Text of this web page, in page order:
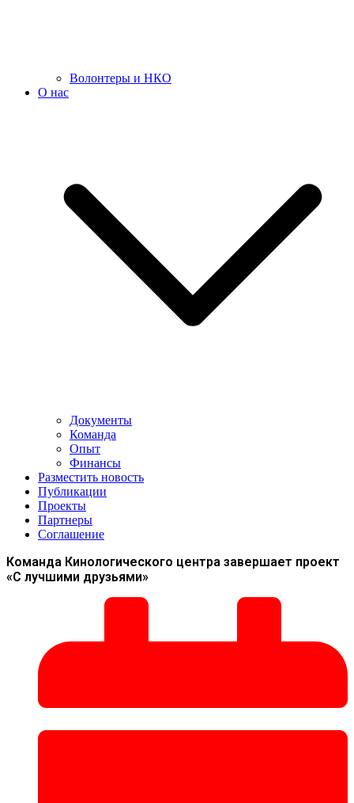
Волонтеры и НКО
О нас
Документы
Команда
Опыт
Финансы
Разместить новость
Публикации
Проекты
Партнеры
Соглашение
Команда Кинологического центра завершает проект
«С лучшими друзьями»